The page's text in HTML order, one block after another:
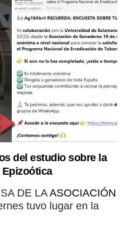
del estudio sobre la
DE LAASOCIACIÓN
tuvo lugar en la